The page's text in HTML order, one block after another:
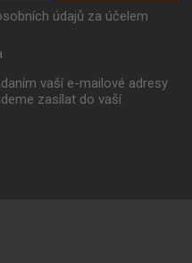
údajů za účelem
vaší e-mailové adresy
zasílat do vaší